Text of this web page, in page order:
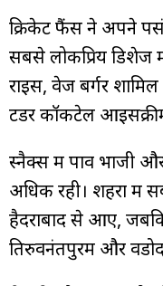
क्रिकेट फैंस ने अपने
सबसे लोकप्रिय डिशेज
राइस, वेज बर्गर
टेंडर कॉकटेल
स्नैक्स में पाव भाजी
अधिक रही। शहरों में
हैदराबाद से आए,
तिरुवनंतपुरम और